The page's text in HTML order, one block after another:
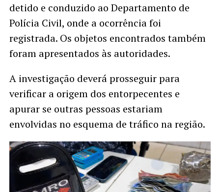
detido e conduzido ao Departamento de
Polícia Civil, onde a ocorrência foi
registrada. Os objetos encontrados também
foram apresentados às autoridades.
A investigação deverá prosseguir para
verificar a origem dos entorpecentes e
apurar se outras pessoas estariam
envolvidas no esquema de tráfico na região.